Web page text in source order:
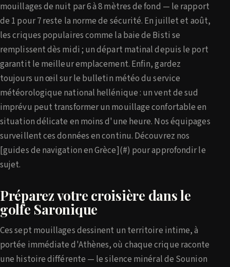
mouillages de nuit par 6 à 8 mètres de fond — le rapport
de 1 pour 7 reste la norme de sécurité. En juillet et août,
les criques populaires comme la baie de Bisti se
remplissent dès midi ; un départ matinal depuis le port
garantit le meilleur emplacement. Enfin, gardez
toujours un œil sur le bulletin météo du service
météorologique national hellénique : un vent de sud
imprévu peut transformer un mouillage confortable en
situation délicate en moins d'une heure. Nos équipages
surveillent ces données en continu. Découvrez nos
[guides de navigation en Grèce](#) pour approfondir le
sujet.
Préparez votre croisière dans le
golfe Saronique
Ces sept mouillages dessinent un territoire intime, à
portée immédiate d'Athènes, où chaque crique raconte
une histoire différente — le silence minéral de Sounion